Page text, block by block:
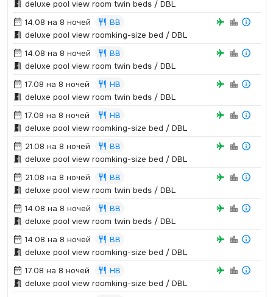
deluxe pool view room twin beds / DBL
14.08 на 8 ночей
BB
deluxe pool view roomking-size bed / DBL
14.08 на 8 ночей
BB
deluxe pool view room twin beds / DBL
17.08 на 8 ночей
HB
deluxe pool view room twin beds / DBL
17.08 на 8 ночей
HB
deluxe pool view roomking-size bed / DBL
21.08 на 8 ночей
BB
deluxe pool view roomking-size bed / DBL
21.08 на 8 ночей
BB
deluxe pool view room twin beds / DBL
14.08 на 8 ночей
BB
deluxe pool view room twin beds / DBL
14.08 на 8 ночей
BB
deluxe pool view roomking-size bed / DBL
17.08 на 8 ночей
HB
deluxe pool view roomking-size bed / DBL